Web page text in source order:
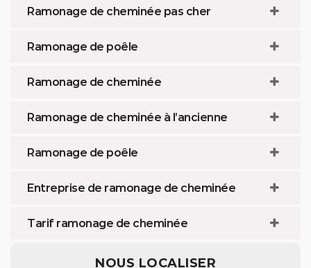
Ramonage de cheminée pas cher
Ramonage de poêle
Ramonage de cheminée
Ramonage de cheminée à l’ancienne
Ramonage de poêle
Entreprise de ramonage de cheminée
Tarif ramonage de cheminée
NOUS LOCALISER